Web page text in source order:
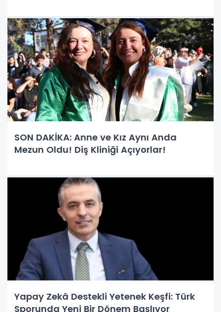
SON DAKİKA: Anne ve Kız Aynı Anda
Mezun Oldu! Diş Kliniği Açıyorlar!
Yapay Zekâ Destekli Yetenek Keşfi: Türk
Sporunda Yeni Bir Dönem Başlıyor